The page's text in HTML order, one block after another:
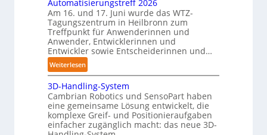
C
o
b
o
t
n
d
i
g
e
P
l
y
m
e
Automatisierungstreff 2026
Am 16. und 17. Juni wurde das WTZ-
Tagungszentrum in Heilbronn zum
Treffpunkt für Anwenderinnen und
Anwender, Entwicklerinnen und
Entwickler sowie Entscheiderinnen und…
Weiterlesen:
A
u
t
o
m
a
3D-Handling-System
Cambrian Robotics und SensoPart haben
eine gemeinsame Lösung entwickelt, die
komplexe Greif- und Positionieraufgaben
einfacher zugänglich macht: das neue 3D-